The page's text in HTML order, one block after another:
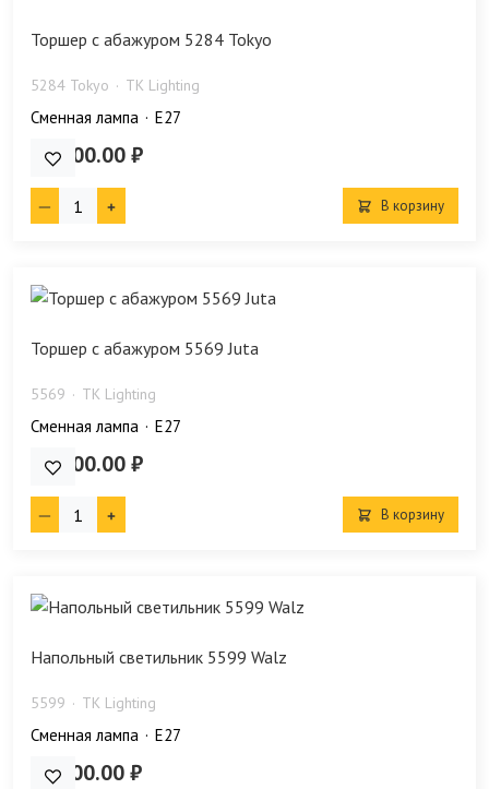
Торшер с абажуром 5284 Tokyo
5284 Tokyo TK Lighting
Сменная лампа E27
43 600.00 ₽
В корзину
Торшер с абажуром 5569 Juta
5569 TK Lighting
Сменная лампа E27
39 200.00 ₽
В корзину
Напольный светильник 5599 Walz
5599 TK Lighting
Сменная лампа E27
17 700.00 ₽